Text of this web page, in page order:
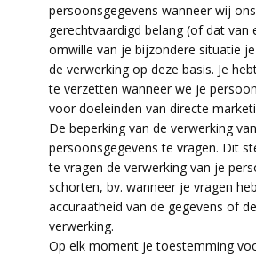
persoonsgegevens wanneer wij
gerechtvaardigd belang (of dat van
omwille van je bijzondere situatie
de verwerking op deze basis. Je
te verzetten wanneer we je
voor doeleinden van directe
De beperking van de verwerking
persoonsgegevens te vragen. Dit
te vragen de verwerking van je
schorten, bv. wanneer je vragen
accuraatheid van de gegevens of
verwerking.
Op elk moment je toestemming